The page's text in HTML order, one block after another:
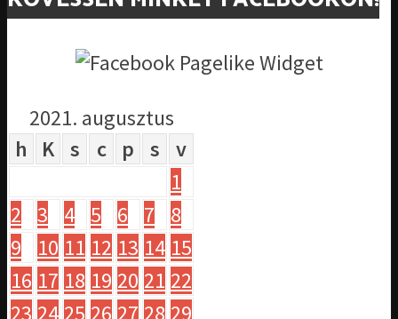
2021. augusztus
h
K s c p s
v
1
2
3 4 5 6 7
8
9
10 11 12 13 14 15
16 17 18 19 20 21 22
23 24 25 26 27 28 29